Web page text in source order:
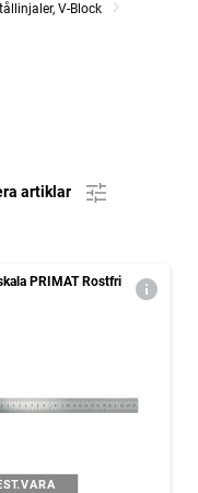
V-Block
artiklar
PRIMAT Rostfri